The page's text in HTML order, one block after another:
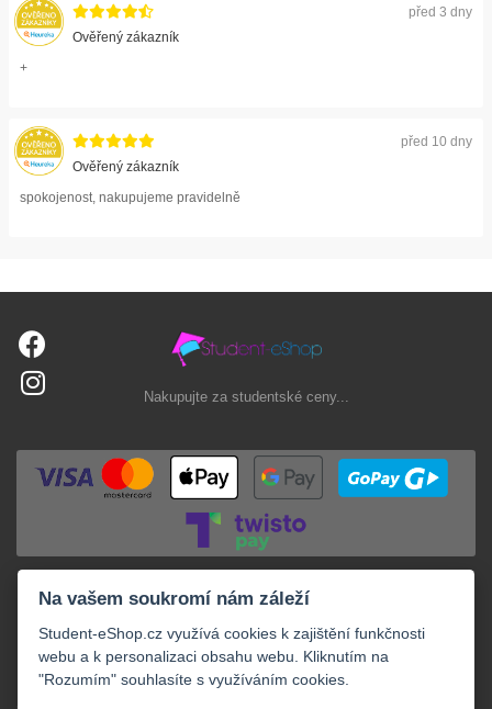
před 3 dny
Ověřený zákazník
+
před 10 dny
Ověřený zákazník
spokojenost, nakupujeme pravidelně
Nakupujte za studentské ceny...
Na vašem soukromí nám záleží
Student-eShop.cz využívá cookies k zajištění funkčnosti
webu a k personalizaci obsahu webu. Kliknutím na
"Rozumím" souhlasíte s využíváním cookies.